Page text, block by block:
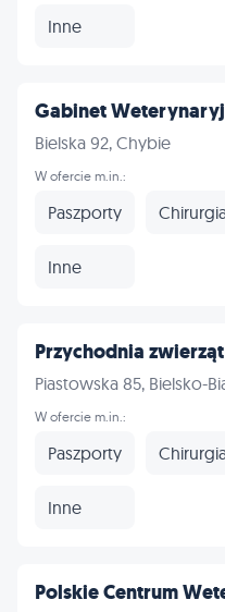
Inne
Gabinet
Bielska 92, Chybie
W ofercie m.in.:
Paszporty
Inne
Przychodnia zwierząt
Piastowska 85, Bielsko-
W ofercie m.in.:
Paszporty
Inne
Polskie Centrum